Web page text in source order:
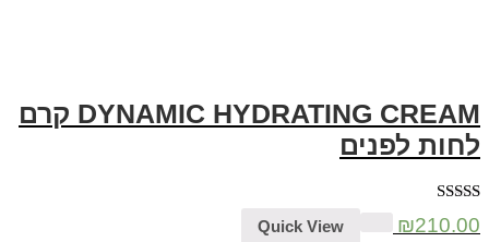
DYNAMIC HYDRATING CREAM קרם
לחות לפנים
דורג 5.00
מתוך 5
₪210.00
Quick View